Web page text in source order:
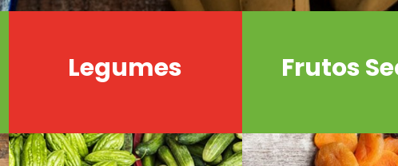
Legumes Frutos